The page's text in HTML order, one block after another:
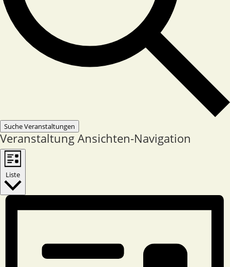
Suche Veranstaltungen
Veranstaltung Ansichten-Navigation
Liste